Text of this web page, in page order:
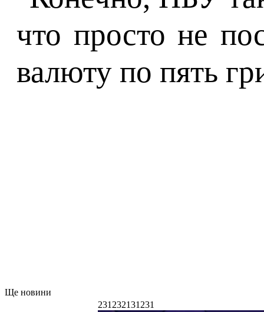
что просто не
валюту по пять
Ще новини
231232131231